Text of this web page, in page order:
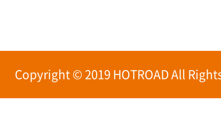
Copyright © 2019 HOTROAD All